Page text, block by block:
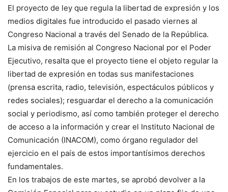
El proyecto de ley que regula la libertad de expresión y los
medios digitales fue introducido el pasado viernes al
Congreso Nacional a través del Senado de la República.
La misiva de remisión al Congreso Nacional por el Poder
Ejecutivo, resalta que el proyecto tiene el objeto regular la
libertad de expresión en todas sus manifestaciones
(prensa escrita, radio, televisión, espectáculos públicos y
redes sociales); resguardar el derecho a la comunicación
social y periodismo, así como también proteger el derecho
de acceso a la información y crear el Instituto Nacional de
Comunicación (INACOM), como órgano regulador del
ejercicio en el país de estos importantísimos derechos
fundamentales.
En los trabajos de este martes, se aprobó devolver a la